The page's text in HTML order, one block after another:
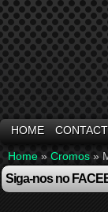
HOME
Home » Cromos »
Siga-nos no